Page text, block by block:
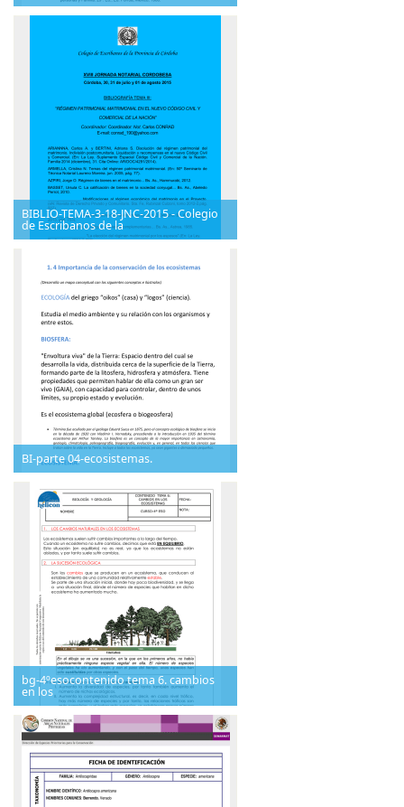
BIBLIO-TEMA-3-18-JNC-2015 - Colegio
de Escribanos de la
BI-parte 04-ecosistemas.
bg-4ºesocontenido tema 6. cambios
en los